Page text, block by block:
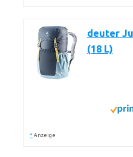
deuter
(18 L)
* Anzeige